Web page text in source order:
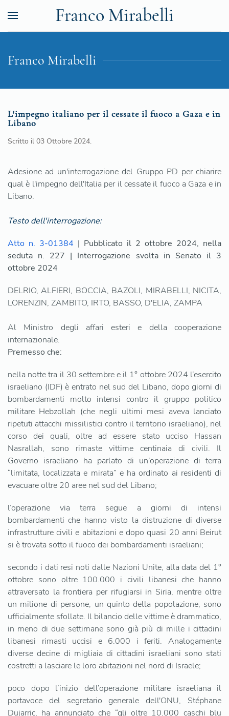
Franco Mirabelli
Franco Mirabelli
L'impegno italiano per il cessate il fuoco a Gaza e in
Libano
Scritto il 03 Ottobre 2024.
Adesione ad un'interrogazione del Gruppo PD per chiarire
qual è l'impegno dell'Italia per il cessate il fuoco a Gaza e in
Libano.
Testo dell'interrogazione:
Atto n. 3-01384 | Pubblicato il 2 ottobre 2024, nella
seduta n. 227 | Interrogazione svolta in Senato il 3
ottobre 2024
DELRIO, ALFIERI, BOCCIA, BAZOLI, MIRABELLI, NICITA,
LORENZIN, ZAMBITO, IRTO, BASSO, D'ELIA, ZAMPA
Al Ministro degli affari esteri e della cooperazione
internazionale.
Premesso che:
nella notte tra il 30 settembre e il 1° ottobre 2024 l’esercito
israeliano (IDF) è entrato nel sud del Libano, dopo giorni di
bombardamenti molto intensi contro il gruppo politico
militare Hebzollah (che negli ultimi mesi aveva lanciato
ripetuti attacchi missilistici contro il territorio israeliano), nel
corso dei quali, oltre ad essere stato ucciso Hassan
Nasrallah, sono rimaste vittime centinaia di civili. Il
Governo israeliano ha parlato di un’operazione di terra
“limitata, localizzata e mirata” e ha ordinato ai residenti di
evacuare oltre 20 aree nel sud del Libano;
l’operazione via terra segue a giorni di intensi
bombardamenti che hanno visto la distruzione di diverse
infrastrutture civili e abitazioni e dopo quasi 20 anni Beirut
si è trovata sotto il fuoco dei bombardamenti israeliani;
secondo i dati resi noti dalle Nazioni Unite, alla data del 1°
ottobre sono oltre 100.000 i civili libanesi che hanno
attraversato la frontiera per rifugiarsi in Siria, mentre oltre
un milione di persone, un quinto della popolazione, sono
ufficialmente sfollate. Il bilancio delle vittime è drammatico,
in meno di due settimane sono già più di mille i cittadini
libanesi rimasti uccisi e 6.000 i feriti. Analogamente
diverse decine di migliaia di cittadini israeliani sono stati
costretti a lasciare le loro abitazioni nel nord di Israele;
poco dopo l’inizio dell’operazione militare israeliana il
portavoce del segretario generale dell'ONU, Stéphane
Dujarric, ha annunciato che “gli oltre 10.000 caschi blu